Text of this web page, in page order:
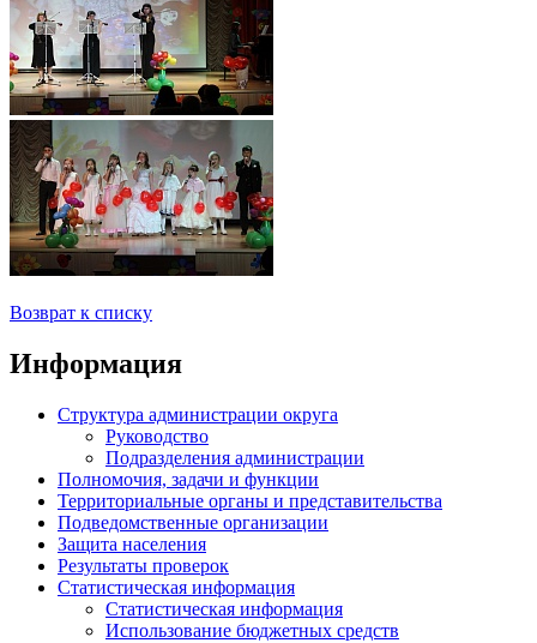
Возврат к списку
Информация
Структура администрации округа
Руководство
Подразделения администрации
Полномочия, задачи и функции
Территориальные органы и представительства
Подведомственные организации
Защита населения
Результаты проверок
Статистическая информация
Статистическая информация
Использование бюджетных средств